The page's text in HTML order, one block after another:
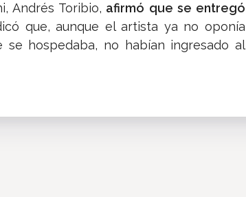
Andrés Toribio, afirmó que se entregó
que, aunque el artista ya no oponía
hospedaba, no habían ingresado al